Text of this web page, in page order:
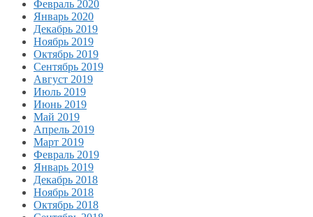
Февраль 2020
Январь 2020
Декабрь 2019
Ноябрь 2019
Октябрь 2019
Сентябрь 2019
Август 2019
Июль 2019
Июнь 2019
Май 2019
Апрель 2019
Март 2019
Февраль 2019
Январь 2019
Декабрь 2018
Ноябрь 2018
Октябрь 2018